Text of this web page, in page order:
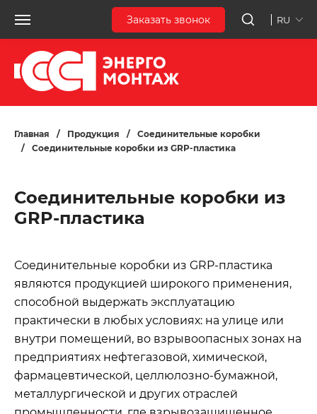
Заказать звонок RU
Главная / Продукция /
Соединительные коробки
/
Соединительные коробки из GRP-пластика
Соединительные коробки из
GRP-пластика
Соединительные коробки из GRP-пластика
являются продукцией широкого применения,
способной выдержать эксплуатацию
практически в любых условиях: на улице или
внутри помещений, во взрывоопасных зонах на
предприятиях нефтегазовой, химической,
фармацевтической, целлюлозно-бумажной,
металлургической и других отраслей